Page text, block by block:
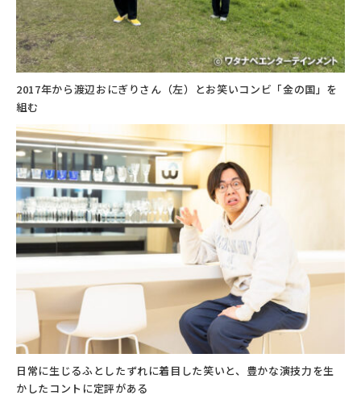
2017年から渡辺おにぎりさん（左）とお笑いコンビ「金の国」を
組む
日常に生じるふとしたずれに着目した笑いと、豊かな演技力を生
かしたコントに定評がある